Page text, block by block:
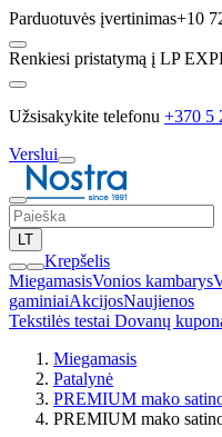
Parduotuvės įvertinimas+10
Renkiesi pristatymą į LP
Užsisakykite telefonu +370 5
Verslui
LT
Krepšelis
MiegamasisVonios kambarys
gaminiaiAkcijosNaujienos
Tekstilės testai Dovanų
Miegamasis
Patalynė
PREMIUM mako
PREMIUM mako